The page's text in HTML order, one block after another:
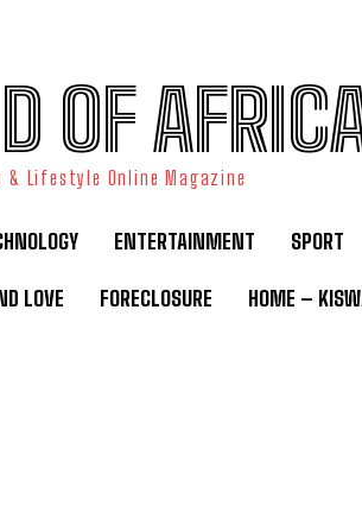
OF
& Lifestyle Online Magazine
ENTERTAINMENT SPORT
LOVE FORECLOSURE HOME –